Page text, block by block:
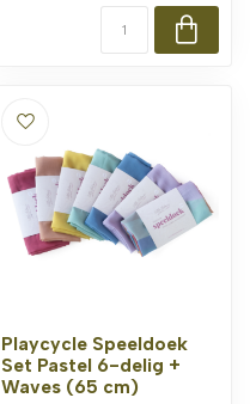
Playcycle Speeldoek
Set Pastel 6-delig +
Waves (65 cm)